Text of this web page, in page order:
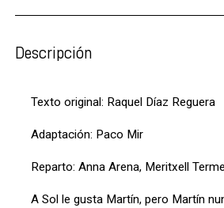
Descripción
Texto original: Raquel Díaz Reguera
Adaptación: Paco Mir
Reparto: Anna Arena, Meritxell
A Sol le gusta Martín, pero Martín